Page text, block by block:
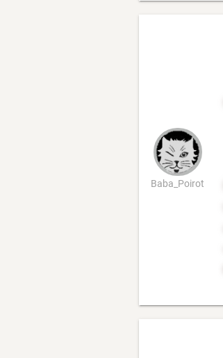
Baba_Poirot